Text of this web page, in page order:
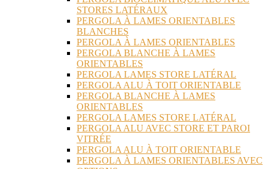
STORES LATÉRAUX
PERGOLA À LAMES ORIENTABLES
BLANCHES
PERGOLA À LAMES ORIENTABLES
PERGOLA BLANCHE À LAMES
ORIENTABLES
PERGOLA LAMES STORE LATÉRAL
PERGOLA ALU À TOIT ORIENTABLE
PERGOLA BLANCHE À LAMES
ORIENTABLES
PERGOLA LAMES STORE LATÉRAL
PERGOLA ALU AVEC STORE ET PAROI
VITRÉE
PERGOLA ALU À TOIT ORIENTABLE
PERGOLA À LAMES ORIENTABLES AVEC